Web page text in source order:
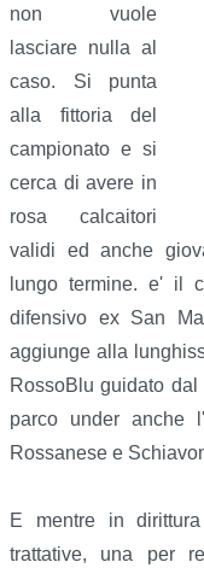
non vuole
lasciare nulla al
caso. Si punta
alla fittoria del
campionato e si
cerca di avere in
rosa calcaitori
validi ed anche
lungo termine. e' il
difensivo ex San
aggiunge alla
RossoBlu guidato
parco under anche
Rossanese e
E mentre in
trattative, una per